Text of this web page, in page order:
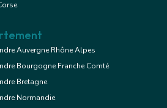
Auvergne Rhône Alpes
Bourgogne Franche Comté
Bretagne
Normandie